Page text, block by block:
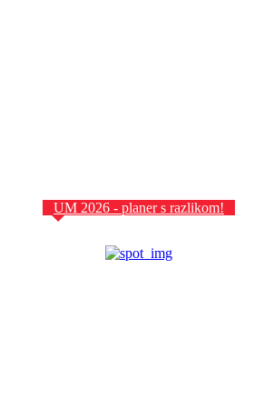
UM 2026 - planer s razlikom!